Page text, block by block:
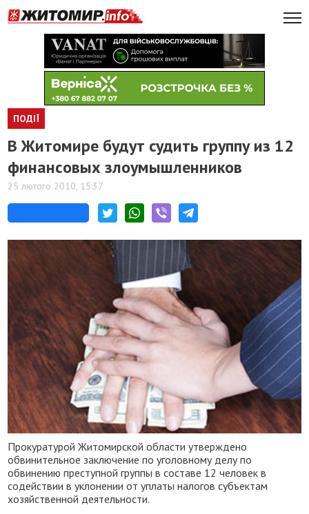
ПОДІЇ
В Житомире будут судить группу из 12
финансовых злоумышленников
25 лютого 2010, 15:37
Прокуратурой Житомирской области утверждено
обвинительное заключение по уголовному делу по
обвинению преступной группы в составе 12 человек в
содействии в уклонении от уплаты налогов субъектам
хозяйственной деятельности.